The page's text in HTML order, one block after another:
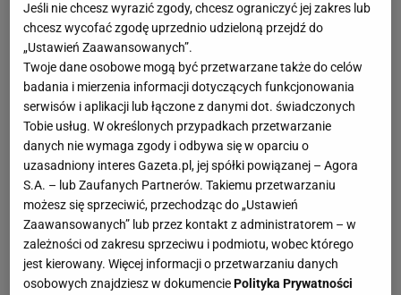
Jeśli nie chcesz wyrazić zgody, chcesz ograniczyć jej zakres lub
chcesz wycofać zgodę uprzednio udzieloną przejdź do
„Ustawień Zaawansowanych”.
Twoje dane osobowe mogą być przetwarzane także do celów
badania i mierzenia informacji dotyczących funkcjonowania
serwisów i aplikacji lub łączone z danymi dot. świadczonych
Tobie usług. W określonych przypadkach przetwarzanie
danych nie wymaga zgody i odbywa się w oparciu o
uzasadniony interes Gazeta.pl, jej spółki powiązanej – Agora
S.A. – lub Zaufanych Partnerów. Takiemu przetwarzaniu
możesz się sprzeciwić, przechodząc do „Ustawień
Zaawansowanych” lub przez kontakt z administratorem – w
zależności od zakresu sprzeciwu i podmiotu, wobec którego
jest kierowany. Więcej informacji o przetwarzaniu danych
osobowych znajdziesz w dokumenciePolityka Prywatności